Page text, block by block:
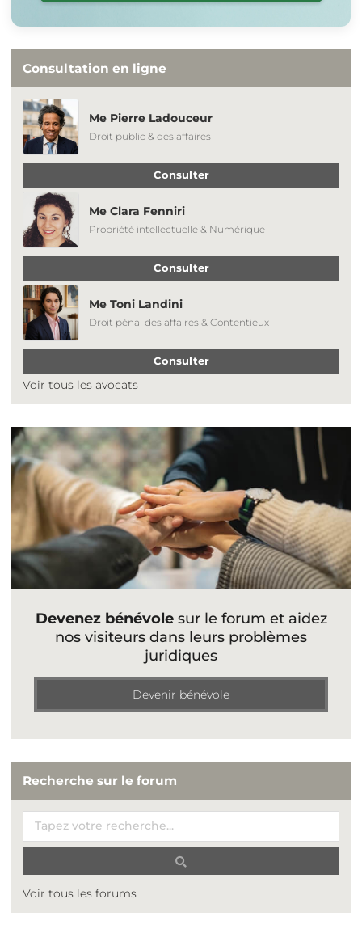
Consultation en ligne
Me Pierre Ladouceur
Droit public & des affaires
Consulter
Me Clara Fenniri
Propriété intellectuelle & Numérique
Consulter
Me Toni Landini
Droit pénal des affaires & Contentieux
Consulter
Voir tous les avocats
Devenez bénévolesur le forum et aidez
nos visiteurs dans leurs problèmes
juridiques
Devenir bénévole
Recherche sur le forum
Voir tous les forums